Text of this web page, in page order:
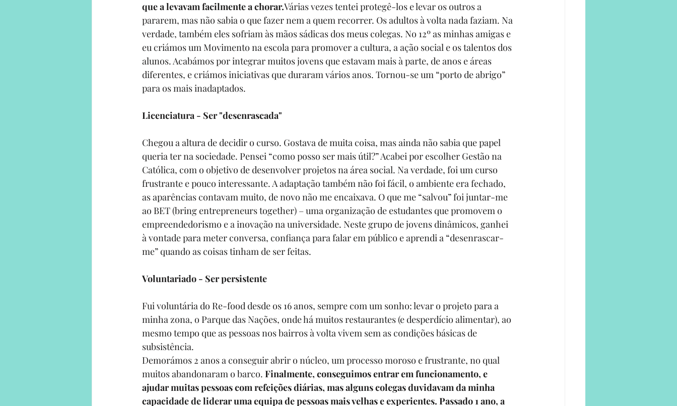
que a levavam facilmente a chorar.Várias vezes tentei protegê-los e levar os outros a
pararem, mas não sabia o que fazer nem a quem recorrer. Os adultos à volta nada faziam. Na
verdade, também eles sofriam às mãos sádicas dos meus colegas. No 12º as minhas amigas e
eu criámos um Movimento na escola para promover a cultura, a ação social e os talentos dos
alunos. Acabámos por integrar muitos jovens que estavam mais à parte, de anos e áreas
diferentes, e criámos iniciativas que duraram vários anos. Tornou-se um “porto de abrigo”
para os mais inadaptados.
Licenciatura - Ser "desenrascada"
Chegou a altura de decidir o curso. Gostava de muita coisa, mas ainda não sabia que papel
queria ter na sociedade. Pensei “como posso ser mais útil?” Acabei por escolher Gestão na
Católica, com o objetivo de desenvolver projetos na área social. Na verdade, foi um curso
frustrante e pouco interessante. A adaptação também não foi fácil, o ambiente era fechado,
as aparências contavam muito, de novo não me encaixava. O que me “salvou” foi juntar-me
ao BET (bring entrepreneurs together) – uma organização de estudantes que promovem o
empreendedorismo e a inovação na universidade. Neste grupo de jovens dinâmicos, ganhei
à vontade para meter conversa, confiança para falar em público e aprendi a “desenrascar-
me” quando as coisas tinham de ser feitas.
Voluntariado - Ser persistente
Fui voluntária do Re-food desde os 16 anos, sempre com um sonho: levar o projeto para a
minha zona, o Parque das Nações, onde há muitos restaurantes (e desperdício alimentar), ao
mesmo tempo que as pessoas nos bairros à volta vivem sem as condições básicas de
subsistência.
Demorámos 2 anos a conseguir abrir o núcleo, um processo moroso e frustrante, no qual
muitos abandonaram o barco. Finalmente, conseguimos entrar em funcionamento, e
ajudar muitas pessoas com refeições diárias, mas alguns colegas duvidavam da minha
capacidade de liderar uma equipa de pessoas mais velhas e experientes. Passado 1 ano, a